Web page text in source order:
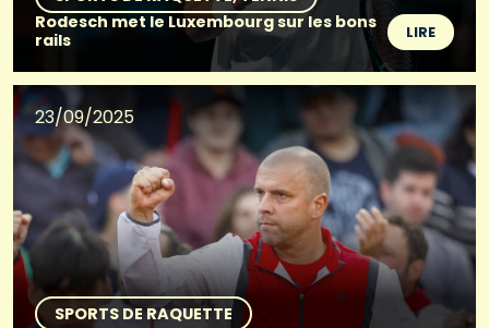
Rodesch met le Luxembourg sur les bons
rails
LIRE
23/09/2025
SPORTS DE RAQUETTE